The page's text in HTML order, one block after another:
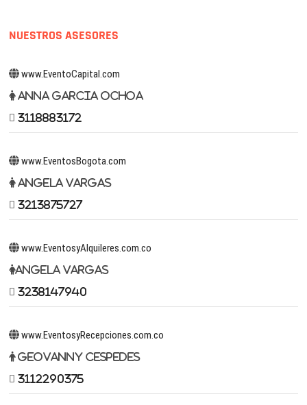
NUESTROS ASESORES
www.EventoCapital.com
Anna Garcia Ochoa
3118883172
www.EventosBogota.com
Angela Vargas
3213875727
www.EventosyAlquileres.com.co
Angela Vargas
3238147940
www.EventosyRecepciones.com.co
Geovanny Cespedes
3112290375